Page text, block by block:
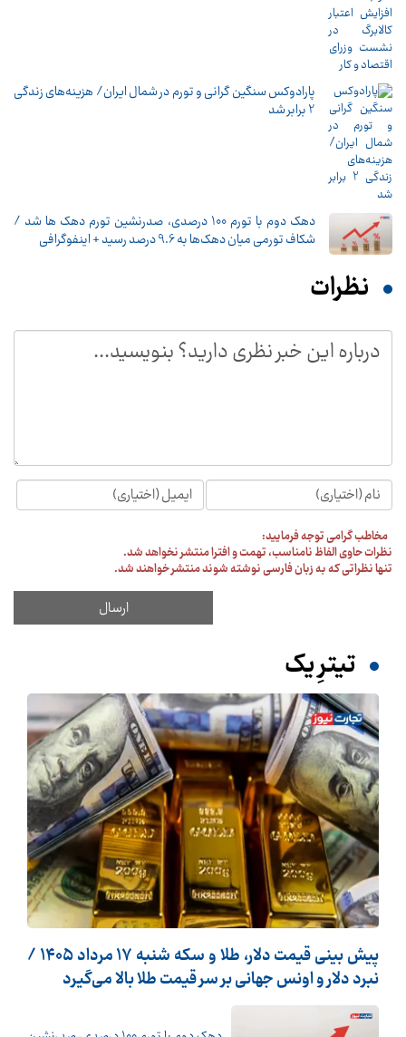
پارادوکس سنگین گرانی و تورم در شمال ایران/ هزینه‌های زندگی
2 برابر ‌شد
دهک دوم با تورم 100 درصدی، صدرنشین تورم دهک ها شد /
شکاف تورمی میان دهک‌ها به 9.6 درصد رسید + اینفوگرافی
نظرات
مخاطب گرامی توجه فرمایید:
نظرات حاوی الفاظ نامناسب، تهمت و افترا منتشر نخواهد شد.
تنها نظراتی که به زبان فارسی نوشته شوند منتشر خواهند شد.
تیترِ یک
پیش ‌بینی قیمت دلار، طلا و سکه شنبه ۱۷ مرداد ۱۴۰۵ /
نبرد دلار و اونس جهانی بر سر قیمت طلا بالا می‌گیرد